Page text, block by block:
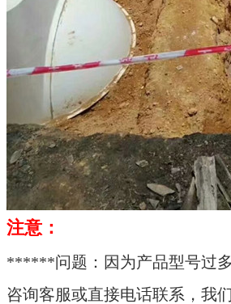
注意：
******问题：因为产品型号过
咨询客服或直接电话联系，我